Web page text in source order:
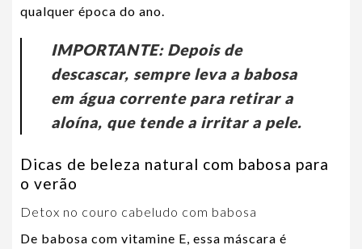
qualquer época do ano.
IMPORTANTE: Depois de
descascar, sempre leva a babosa
em água corrente para retirar a
aloína, que tende a irritar a pele.
Dicas de beleza natural com babosa para
o verão
Detox no couro cabeludo com babosa
De babosa com vitamine E, essa máscara é